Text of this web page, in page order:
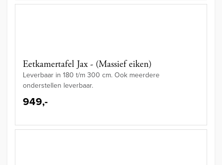
Eetkamertafel Jax - (Massief eiken)
Leverbaar in 180 t/m 300 cm. Ook meerdere
onderstellen leverbaar.
949,-